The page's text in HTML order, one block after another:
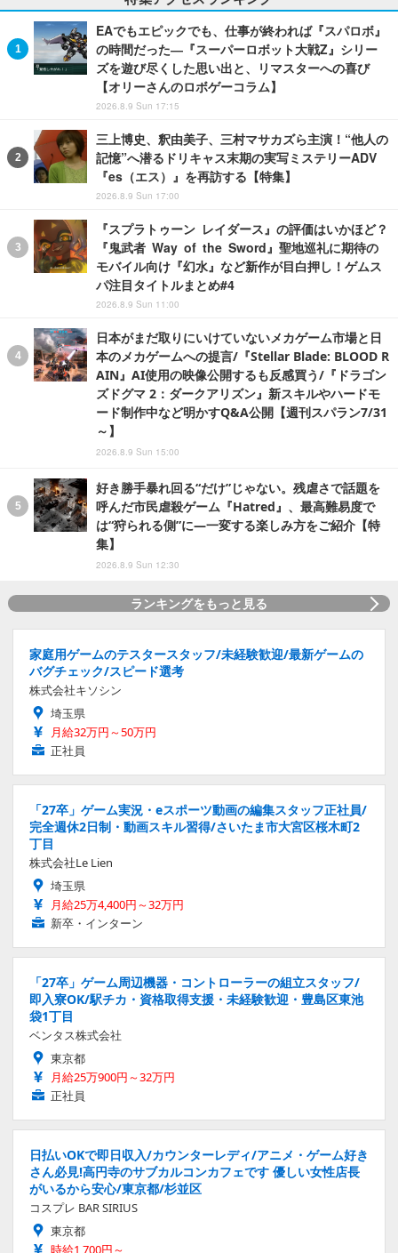
EAでもエピックでも、仕事が終われば『スパロボ』
の時間だった―『スーパーロボット大戦Z』シリー
ズを遊び尽くした思い出と、リマスターへの喜び
【オリーさんのロボゲーコラム】
2026.8.9 Sun 17:15
三上博史、釈由美子、三村マサカズら主演！“他人の
記憶”へ潜るドリキャス末期の実写ミステリーADV
『es（エス）』を再訪する【特集】
2026.8.9 Sun 17:00
『スプラトゥーン レイダース』の評価はいかほど？
『鬼武者 Way of the Sword』聖地巡礼に期待の
モバイル向け『幻水』など新作が目白押し！ゲムス
パ注目タイトルまとめ#4
2026.8.9 Sun 11:00
日本がまだ取りにいけていないメカゲーム市場と日
本のメカゲームへの提言/『Stellar Blade: BLOOD R
AIN』AI使用の映像公開するも反感買う/『ドラゴン
ズドグマ 2：ダークアリズン』新スキルやハードモ
ード制作中など明かすQ&A公開【週刊スパラン7/31
～】
2026.8.9 Sun 15:00
好き勝手暴れ回る“だけ”じゃない。残虐さで話題を
呼んだ市民虐殺ゲーム『Hatred』、最高難易度で
は“狩られる側”に―一変する楽しみ方をご紹介【特
集】
2026.8.9 Sun 12:30
ランキングをもっと見る
家庭用ゲームのテスタースタッフ/未経験歓迎/最新ゲームの
バグチェック/スピード選考
株式会社キソシン
埼玉県
月給32万円～50万円
正社員
「27卒」ゲーム実況・eスポーツ動画の編集スタッフ正社員/
完全週休2日制・動画スキル習得/さいたま市大宮区桜木町2
丁目
株式会社Le Lien
埼玉県
月給25万4,400円～32万円
新卒・インターン
「27卒」ゲーム周辺機器・コントローラーの組立スタッフ/
即入寮OK/駅チカ・資格取得支援・未経験歓迎・豊島区東池
袋1丁目
ベンタス株式会社
東京都
月給25万900円～32万円
正社員
日払いOKで即日収入/カウンターレディ/アニメ・ゲーム好き
さん必見!高円寺のサブカルコンカフェです 優しい女性店長
がいるから安心/東京都/杉並区
コスプレ BAR SIRIUS
東京都
時給1,700円～